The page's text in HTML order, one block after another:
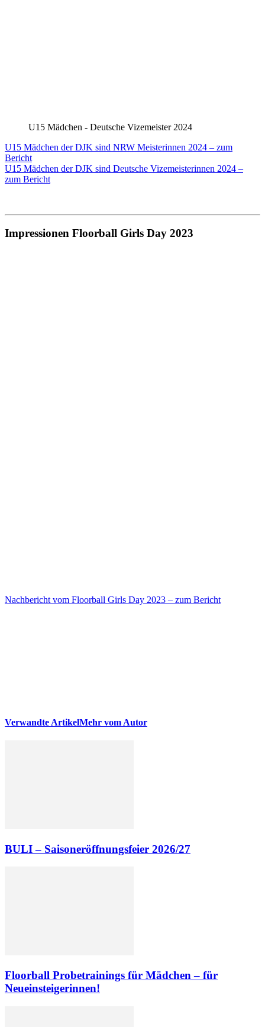
U15 Mädchen - Deutsche Vizemeister 2024
U15 Mädchen der DJK sind NRW Meisterinnen 2024 – zum
Bericht
U15 Mädchen der DJK sind Deutsche Vizemeisterinnen 2024 –
zum Bericht
Impressionen Floorball Girls Day 2023
Nachbericht vom Floorball Girls Day 2023 – zum Bericht
Verwandte ArtikelMehr vom Autor
BULI – Saisoneröffnungsfeier 2026/27
Floorball Probetrainings für Mädchen – für
Neueinsteigerinnen!